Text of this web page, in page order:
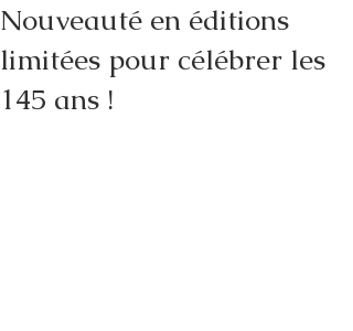
Nouveauté en éditions
limitées pour célébrer les
145 ans !